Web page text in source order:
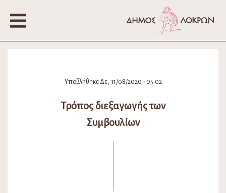
Υποβλήθηκε Δε, 31/08/2020 - 05:02
Τρόπος διεξαγωγής των
Συμβουλίων